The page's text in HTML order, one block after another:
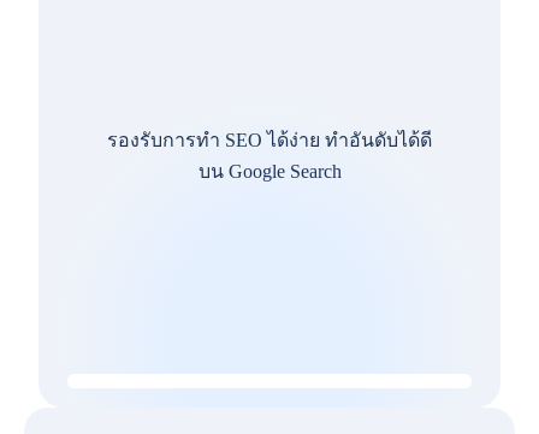
รองรับการทำ SEO ได้ง่าย ทำอันดับได้ดี
บน Google Search